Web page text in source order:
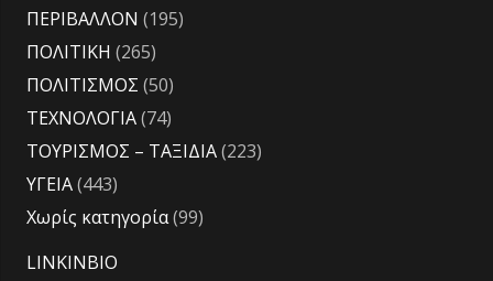
ΠΕΡΙΒΑΛΛΟΝ (195)
ΠΟΛΙΤΙΚΗ (265)
ΠΟΛΙΤΙΣΜΟΣ (50)
ΤΕΧΝΟΛΟΓΙΑ(74)
ΤΟΥΡΙΣΜΟΣ – ΤΑΞΙΔΙΑ(223)
ΥΓΕΙΑ(443)
Χωρίς κατηγορία(99)
LINKINBIO